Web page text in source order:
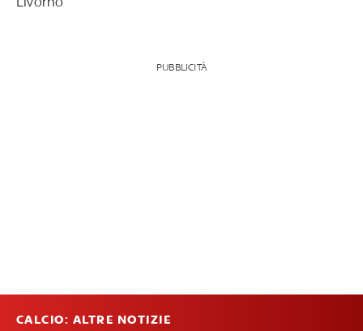
PUBBLICITÀ
CALCIO: ALTRE NOTIZIE